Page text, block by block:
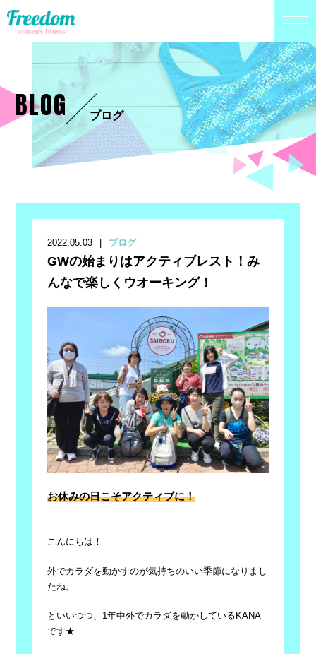
BLOG ブログ
2022.05.03 ブログ
GWの始まりはアクティブレスト！み
んなで楽しくウオーキング！
お休みの日こそアクティブに！
こんにちは！
外でカラダを動かすのが気持ちのいい季節になりまし
たね。
といいつつ、1年中外でカラダを動かしているKANA
です★